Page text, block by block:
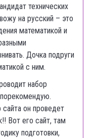
технических
на русский – это
математикой и
Дочка подруги
с ним.
набор
он проведет
Вот его сайт, там
подготовки,